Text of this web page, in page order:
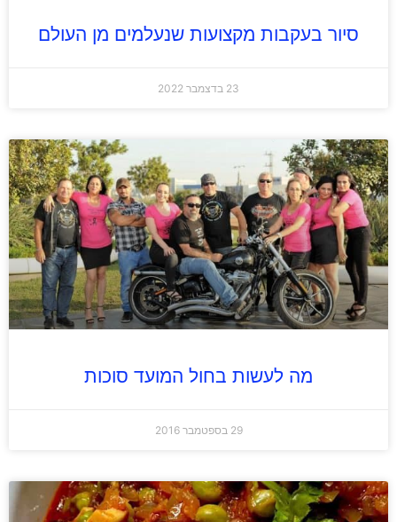
סיור בעקבות מקצועות שנעלמים מן העולם
23 בדצמבר 2022
מה לעשות בחול המועד סוכות
29 בספטמבר 2016